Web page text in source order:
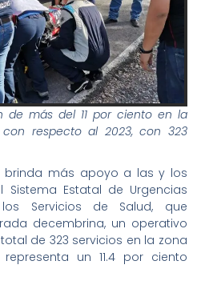
de más del 11 por ciento en la
respecto al 2023, con 323
brinda más apoyo a las y los
Estatal de Urgencias
los Servicios de Salud, que
decembrina, un operativo
de 323 servicios en la zona
un 11.4 por ciento